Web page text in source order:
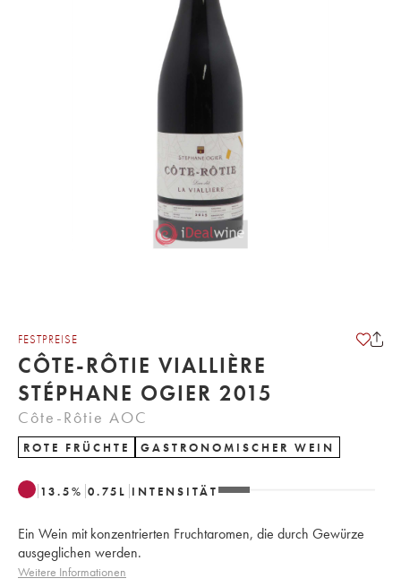
FESTPREISE
CÔTE-RÔTIE VIALLIÈRE
STÉPHANE OGIER 2015
Côte-Rôtie AOC
ROTE FRÜCHTE GASTRONOMISCHER WEIN
13.5% 0.75 L INTENSITÄT
Ein Wein mit konzentrierten Fruchtaromen, die durch Gewürze
ausgeglichen werden.
Weitere Informationen